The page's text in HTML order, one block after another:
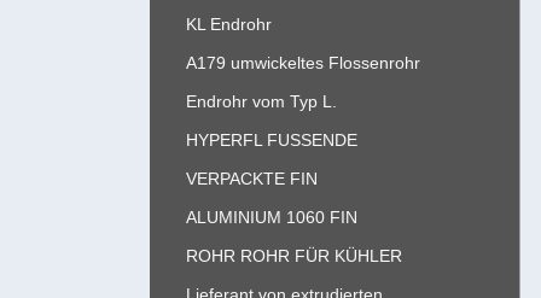
KL Endrohr
A179 umwickeltes Flossenrohr
Endrohr vom Typ L.
HYPERFL FUSSENDE
VERPACKTE FIN
ALUMINIUM 1060 FIN
ROHR ROHR FÜR KÜHLER
Lieferant von extrudierten